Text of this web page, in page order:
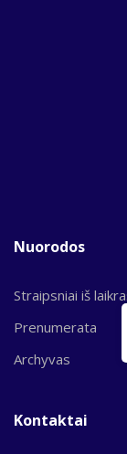
Nuorodos
Straipsniai iš
Prenumerata
Archyvas
Kontaktai